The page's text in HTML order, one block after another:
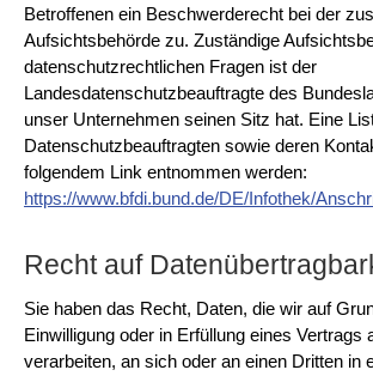
Betroffenen ein Beschwerderecht bei der
Aufsichtsbehörde zu. Zuständige
datenschutzrechtlichen Fragen ist der
Landesdatenschutzbeauftragte des
unser Unternehmen seinen Sitz hat. Eine
Datenschutzbeauftragten sowie deren
folgendem Link entnommen werden:
https://www.bfdi.bund.de/DE/Infothek/
Recht auf
Sie haben das Recht, Daten, die wir auf
Einwilligung oder in Erfüllung eines Vertrags
verarbeiten, an sich oder an einen Dritten in